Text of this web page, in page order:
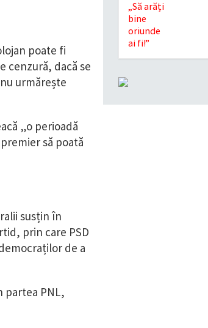
poate fi
cenzură, dacă se
urmărește
„o perioadă
să poată
susțin în
prin care PSD
de a
partea PNL,